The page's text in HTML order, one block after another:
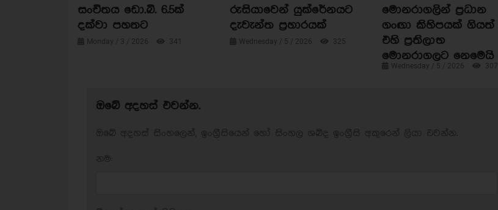
සංචිතය ඩො.බි. 6.5ක්
දක්වා පහතට
Monday / 3 / 2026 341
රුසියාවෙන් යුක්රේනයට
දැවැන්ත ප්‍රහාරයක්
Wednesday / 5 / 2026 325
මොනරාගලින් ප්‍රධාන
ගංඟා කිහිපයක් ගියත්
එහි ප්‍රතිලාභ
මොනරාගලට නෙමෙයි
Wednesday / 5 / 2026 307
ඔබේ අදහස් එවන්න.